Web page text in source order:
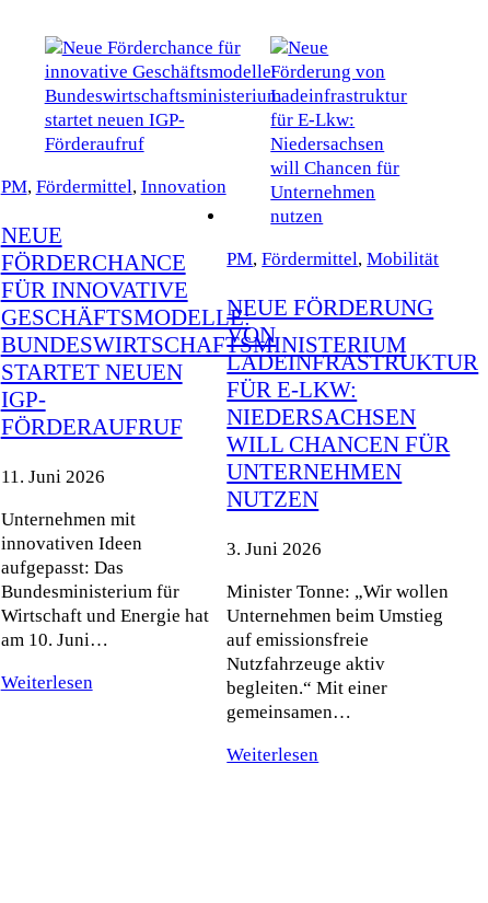
PM, Fördermittel, Innovation
NEUE
FÖRDERCHANCE
FÜR INNOVATIVE
GESCHÄFTSMODELLE:
BUNDESWIRTSCHAFTSMINISTERIUM
STARTET NEUEN
IGP-
FÖRDERAUFRUF
11. Juni 2026
Unternehmen mit
innovativen Ideen
aufgepasst: Das
Bundesministerium für
Wirtschaft und Energie hat
am 10. Juni…
Weiterlesen
PM,Fördermittel,Mobilität
NEUE FÖRDERUNG
VON
LADEINFRASTRUKTUR
FÜR E-LKW:
NIEDERSACHSEN
WILL CHANCEN FÜR
UNTERNEHMEN
NUTZEN
3. Juni 2026
Minister Tonne: „Wir wollen
Unternehmen beim Umstieg
auf emissionsfreie
Nutzfahrzeuge aktiv
begleiten.“ Mit einer
gemeinsamen…
Weiterlesen